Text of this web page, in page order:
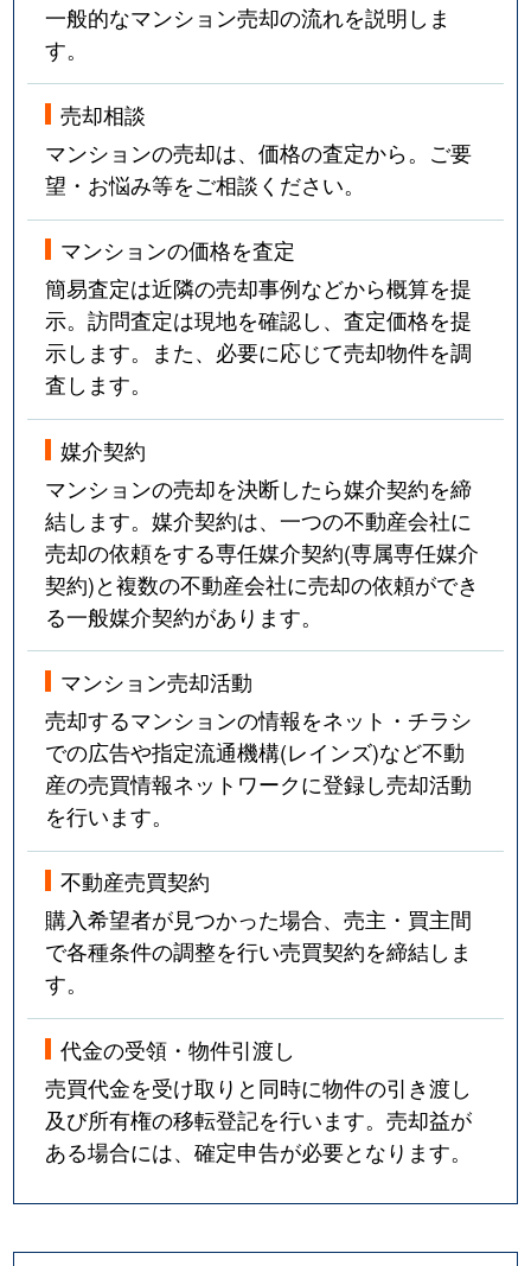
一般的なマンション売却の流れを説明しま
す。
売却相談
マンションの売却は、価格の査定から。ご要
望・お悩み等をご相談ください。
マンションの価格を査定
簡易査定は近隣の売却事例などから概算を提
示。訪問査定は現地を確認し、査定価格を提
示します。また、必要に応じて売却物件を調
査します。
媒介契約
マンションの売却を決断したら媒介契約を締
結します。媒介契約は、一つの不動産会社に
売却の依頼をする専任媒介契約(専属専任媒介
契約)と複数の不動産会社に売却の依頼ができ
る一般媒介契約があります。
マンション売却活動
売却するマンションの情報をネット・チラシ
での広告や指定流通機構(レインズ)など不動
産の売買情報ネットワークに登録し売却活動
を行います。
不動産売買契約
購入希望者が見つかった場合、売主・買主間
で各種条件の調整を行い売買契約を締結しま
す。
代金の受領・物件引渡し
売買代金を受け取りと同時に物件の引き渡し
及び所有権の移転登記を行います。売却益が
ある場合には、確定申告が必要となります。